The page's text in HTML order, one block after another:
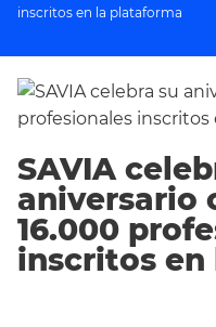
inscritos en la plataforma
SAVIA
aniversario
16.000
inscritos